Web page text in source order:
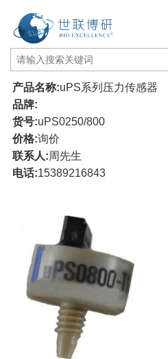
网站首页
科研委托·
产品名称:uPS系列压力传感器
品牌:
货号:uPS0250/800
价格:询价
联系人:周先生
电话:15389216843